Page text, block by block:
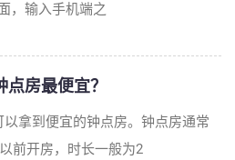
，输入手机端之
房最便宜？
拿到便宜的钟点房。钟点房通常
前开房，时长一般为2